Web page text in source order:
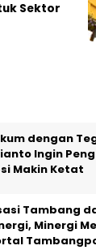
Sektor
dengan
Ingin
Makin Ketat
Tambang
Minergi